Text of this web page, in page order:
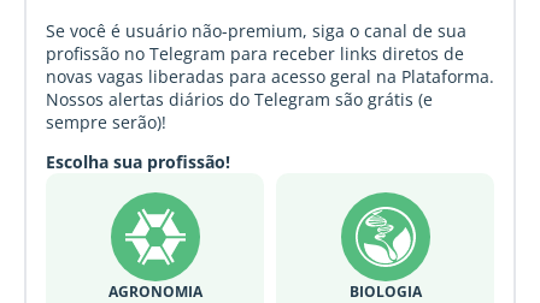
Se você é usuário não-premium, siga o canal de sua
profissão no Telegram para receber links diretos de
novas vagas liberadas para acesso geral na Plataforma.
Nossos alertas diários do Telegram são grátis (e
sempre serão)!
Escolha sua profissão!
AGRONOMIA BIOLOGIA